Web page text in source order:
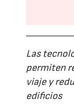
Las
permiten
viaje y
edificios